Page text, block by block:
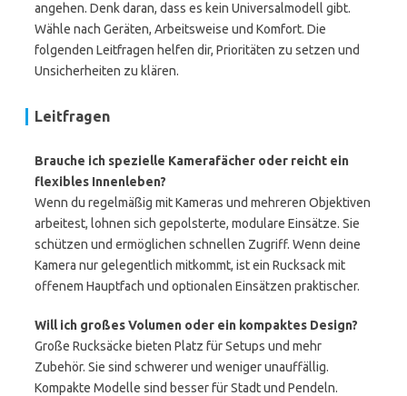
angehen. Denk daran, dass es kein Universalmodell gibt.
Wähle nach Geräten, Arbeitsweise und Komfort. Die
folgenden Leitfragen helfen dir, Prioritäten zu setzen und
Unsicherheiten zu klären.
Leitfragen
Brauche ich spezielle Kamerafächer oder reicht ein
flexibles Innenleben?
Wenn du regelmäßig mit Kameras und mehreren Objektiven
arbeitest, lohnen sich gepolsterte, modulare Einsätze. Sie
schützen und ermöglichen schnellen Zugriff. Wenn deine
Kamera nur gelegentlich mitkommt, ist ein Rucksack mit
offenem Hauptfach und optionalen Einsätzen praktischer.
Will ich großes Volumen oder ein kompaktes Design?
Große Rucksäcke bieten Platz für Setups und mehr
Zubehör. Sie sind schwerer und weniger unauffällig.
Kompakte Modelle sind besser für Stadt und Pendeln.